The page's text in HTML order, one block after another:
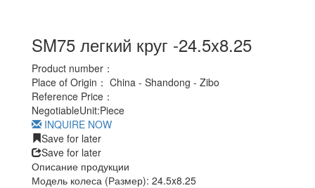
SM75 легкий круг -24.5x8.25
Product number：
Place of Origin： China - Shandong - Zibo
Reference Price：
NegotiableUnit:Piece
INQUIRE NOW
Save for later
Save for later
Описание продукции
Модель колеса (Размер): 24.5x8.25